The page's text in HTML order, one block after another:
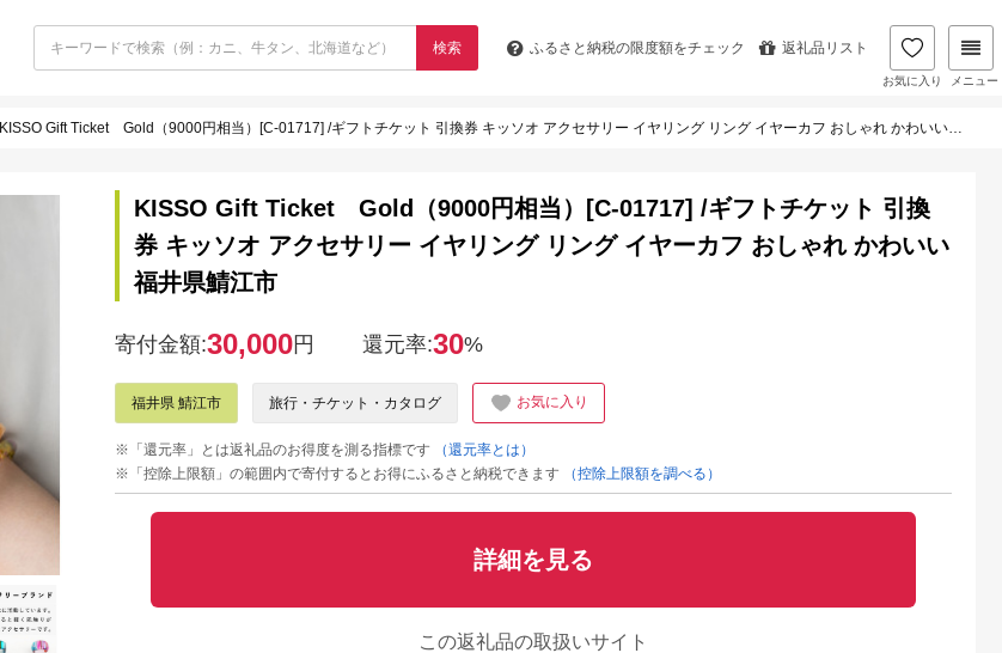
検索 ふるさと納税の限度額をチェック 返礼品リスト
お気に入り メニュー
KISSO Gift Ticket Gold（9000円相当）[C-01717] /ギフトチケット 引換券 キッソオ アクセサリー イヤリング リング イヤーカフ おしゃれ かわいい 福井県鯖江市
KISSO Gift Ticket Gold（9000円相当）[C-01717] /ギフトチケット 引換
券 キッソオ アクセサリー イヤリング リング イヤーカフ おしゃれ かわいい
福井県鯖江市
寄付金額:30,000円 還元率:30%
福井県 鯖江市 旅行・チケット・カタログ お気に入り
※「還元率」とは返礼品のお得度を測る指標です
（還元率とは）
※「控除上限額」の範囲内で寄付するとお得にふるさと納税できます
（控除上限額を調べる）
詳細を見る
この返礼品の取扱いサイト